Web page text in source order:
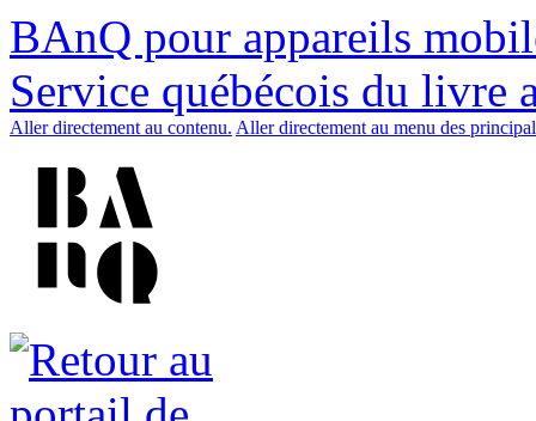
BAnQ pour appareils
Service québécois du livre
Aller directement au contenu. Aller directement au menu des